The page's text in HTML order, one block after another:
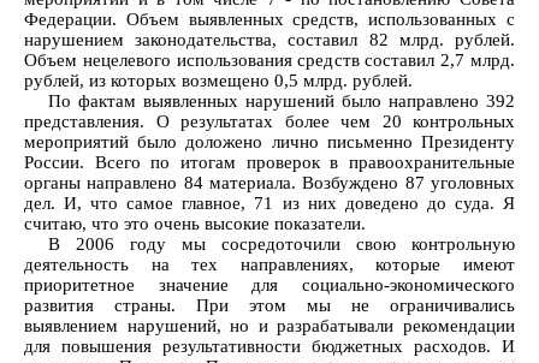
Федерации. Объем выявленных средств, использованных с
нарушением законодательства, составил 82 млрд. рублей.
Объем нецелевого использования средств составил 2,7 млрд.
рублей, из которых возмещено 0,5 млрд. рублей.
По фактам выявленных нарушений было направлено 392
представления. О результатах более чем 20 контрольных
мероприятий было доложено лично письменно Президенту
России. Всего по итогам проверок в правоохранительные
органы направлено 84 материала. Возбуждено 87 уголовных
дел. И, что самое главное, 71 из них доведено до суда. Я
считаю, что это очень высокие показатели.
В 2006 году мы сосредоточили свою контрольную
деятельность на тех направлениях, которые имеют
приоритетное значение для социально-экономического
развития страны. При этом мы не ограничивались
выявлением нарушений, но и разрабатывали рекомендации
для повышения результативности бюджетных расходов. И